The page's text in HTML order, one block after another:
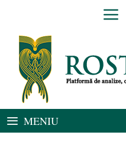
conținut
MENIU